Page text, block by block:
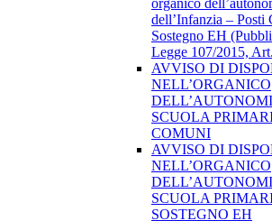
organico
dell’Infanzia – Posti
Sostegno EH
Legge 107/2015,
AVVISO DI
NELL’ORGANICO
SCUOLA
COMUNI
AVVISO DI
NELL’ORGANICO
SCUOLA
SOSTEGNO EH